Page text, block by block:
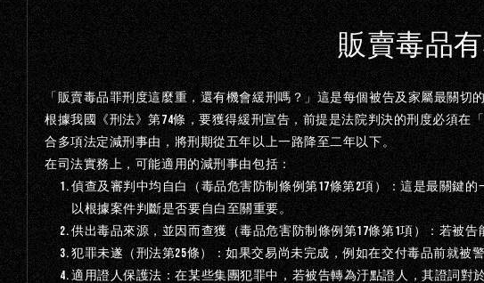
販賣毒品
「販賣毒品罪刑度這麼重，還有機會緩刑嗎？」這是每個被告及家屬最關切
根據我國《刑法》第74條，要獲得緩刑宣告，前提是法院判決的刑度必須在
合多項法定減刑事由，將刑期從五年以上一路降至二年以下。
在司法實務上，可能適用的減刑事由包括：
偵查及審判中均自白（毒品危害防制條例第17條第2項）：這是最關鍵的
以根據案件判斷是否要自白至關重要。
供出毒品來源，並因而查獲（毒品危害防制條例第17條第1項）： 若被告
犯罪未遂（刑法第25條）：如果交易尚未完成，例如在交付毒品前就被
適用證人保護法：在某些集團犯罪中，若被告轉為汙點證人，其證詞對